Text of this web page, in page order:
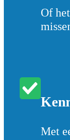
Of
Met